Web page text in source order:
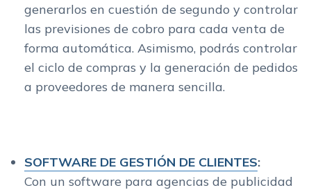
generarlos en cuestión de segundo y controlar
las previsiones de cobro para cada venta de
forma automática. Asimismo, podrás controlar
el ciclo de compras y la generación de pedidos
a proveedores de manera sencilla.
SOFTWARE DE GESTIÓN DE CLIENTES:
Con un software para agencias de publicidad